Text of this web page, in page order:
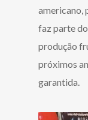
americano,
faz parte
produção
próximos
garantida.